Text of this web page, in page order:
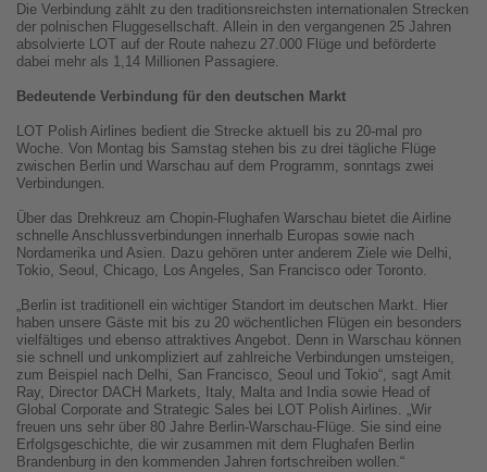
Die Verbindung zählt zu den traditionsreichsten internationalen Strecken
der polnischen Fluggesellschaft. Allein in den vergangenen 25 Jahren
absolvierte LOT auf der Route nahezu 27.000 Flüge und beförderte
dabei mehr als 1,14 Millionen Passagiere.
Bedeutende Verbindung für den deutschen Markt
LOT Polish Airlines bedient die Strecke aktuell bis zu 20-mal pro
Woche. Von Montag bis Samstag stehen bis zu drei tägliche Flüge
zwischen Berlin und Warschau auf dem Programm, sonntags zwei
Verbindungen.
Über das Drehkreuz am Chopin-Flughafen Warschau bietet die Airline
schnelle Anschlussverbindungen innerhalb Europas sowie nach
Nordamerika und Asien. Dazu gehören unter anderem Ziele wie Delhi,
Tokio, Seoul, Chicago, Los Angeles, San Francisco oder Toronto.
„Berlin ist traditionell ein wichtiger Standort im deutschen Markt. Hier
haben unsere Gäste mit bis zu 20 wöchentlichen Flügen ein besonders
vielfältiges und ebenso attraktives Angebot. Denn in Warschau können
sie schnell und unkompliziert auf zahlreiche Verbindungen umsteigen,
zum Beispiel nach Delhi, San Francisco, Seoul und Tokio“, sagt Amit
Ray, Director DACH Markets, Italy, Malta and India sowie Head of
Global Corporate and Strategic Sales bei LOT Polish Airlines. „Wir
freuen uns sehr über 80 Jahre Berlin-Warschau-Flüge. Sie sind eine
Erfolgsgeschichte, die wir zusammen mit dem Flughafen Berlin
Brandenburg in den kommenden Jahren fortschreiben wollen.“